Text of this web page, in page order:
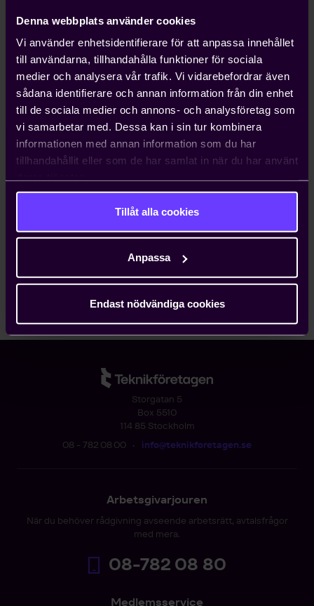
Denna webbplats använder cookies
Vi använder enhetsidentifierare för att anpassa innehållet
till användarna, tillhandahålla funktioner för sociala
medier och analysera vår trafik. Vi vidarebefordrar även
sådana identifierare och annan information från din enhet
till de sociala medier och annons- och analysföretag som
vi samarbetar med. Dessa kan i sin tur kombinera
informationen med annan information som du har
tillhandahållit eller som de har samlat in när du har använt
Tillåt alla cookies
Anpassa
Endast nödvändiga cookies
post. E-postadressen använder vi för att informera
om ansökningsprocessen och svara på
supportfrågor.
Skicka ansökan
Jag hittar inte länken till min ansökan
Storgatan 5
Box 5510
114 85 Stockholm
08 - 782 08 00 • info@teknikforetagen.se
Arbetsgivarjouren
När du behöver rådgivning avseende arbetsrätt, avtalsfrågor
med mera.
08-782 08 80
Medlemsservice